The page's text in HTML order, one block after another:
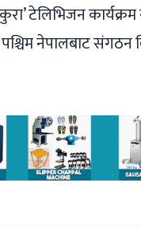
टेलिभिजन
नेपालबाट संगठन